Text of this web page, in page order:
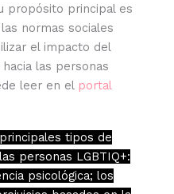
propósito principal es
normas sociales
el impacto del
las personas
leer en el portal
tipos de
personas LGBTIQ+:
psicológica; los